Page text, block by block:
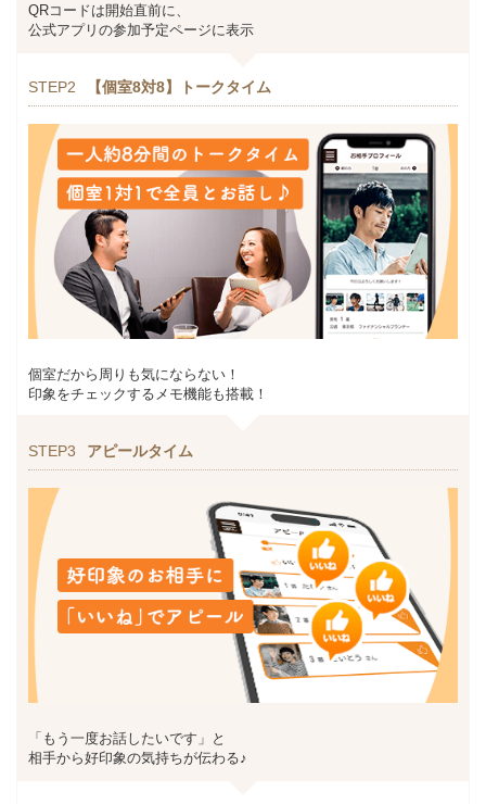
QRコードは開始直前に、
公式アプリの参加予定ページに表示
STEP2 【個室8対8】トークタイム
個室だから周りも気にならない！
印象をチェックするメモ機能も搭載！
STEP3 アピールタイム
「もう一度お話したいです」と
相手から好印象の気持ちが伝わる♪